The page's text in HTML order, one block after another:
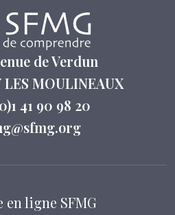
de Verdun
LES MOULINEAUX
41 90 98 20
en ligne SFMG